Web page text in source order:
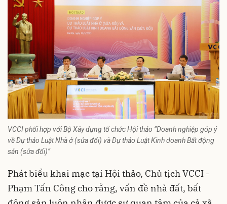
VCCI phối hợp với Bộ Xây dựng tổ chức Hội thảo “Doanh nghiệp góp ý
về Dự thảo Luật Nhà ở (sửa đổi) và Dự thảo Luật Kinh doanh Bất động
sản (sửa đổi)”
Phát biểu khai mạc tại Hội thảo, Chủ tịch VCCI -
Phạm Tấn Công cho rằng, vấn đề nhà đất, bất